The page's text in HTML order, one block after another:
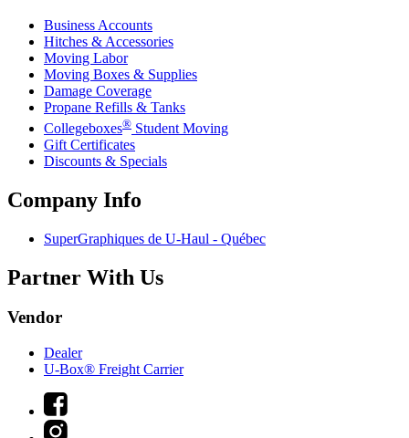
Business Accounts
Hitches & Accessories
Moving Labor
Moving Boxes & Supplies
Damage Coverage
Propane Refills & Tanks
Collegeboxes® Student Moving
Gift Certificates
Discounts & Specials
Company Info
SuperGraphiques de U-Haul - Québec
Partner With Us
Vendor
Dealer
U-Box® Freight Carrier